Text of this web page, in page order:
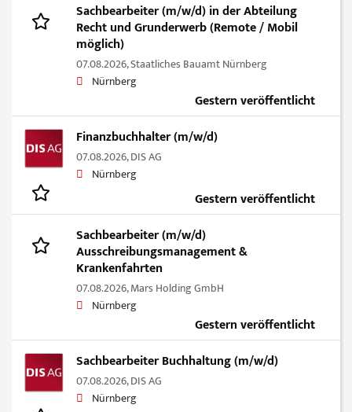
Sachbearbeiter (m/w/d) in der Abteilung
Recht und Grunderwerb (Remote / Mobil
möglich)
07.08.2026,Staatliches Bauamt Nürnberg
Nürnberg
Gestern veröffentlicht
Finanzbuchhalter (m/w/d)
07.08.2026,DIS AG
Nürnberg
Gestern veröffentlicht
Sachbearbeiter (m/w/d)
Ausschreibungsmanagement &
Krankenfahrten
07.08.2026,Mars Holding GmbH
Nürnberg
Gestern veröffentlicht
Sachbearbeiter Buchhaltung (m/w/d)
07.08.2026,DIS AG
Nürnberg